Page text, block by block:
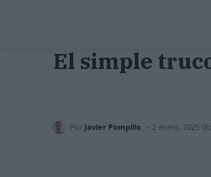
El simple
Por Javier Pompilio - 2 enero, 2025